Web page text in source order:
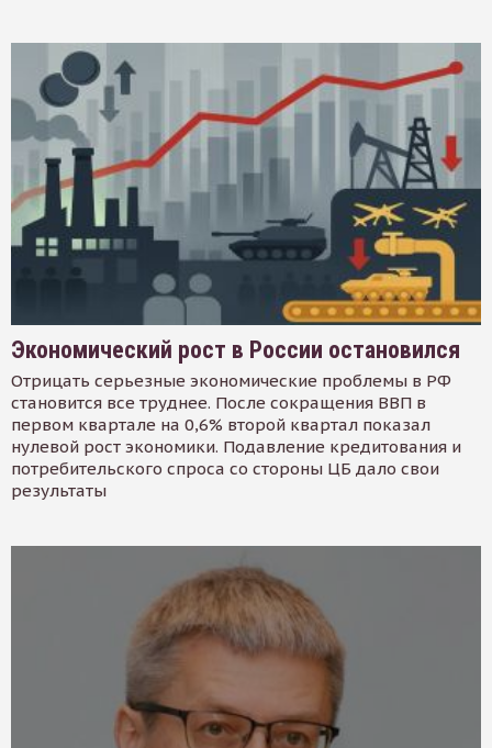
Экономический рост в России остановился
Отрицать серьезные экономические проблемы в РФ
становится все труднее. После сокращения ВВП в
первом квартале на 0,6% второй квартал показал
нулевой рост экономики. Подавление кредитования и
потребительского спроса со стороны ЦБ дало свои
результаты